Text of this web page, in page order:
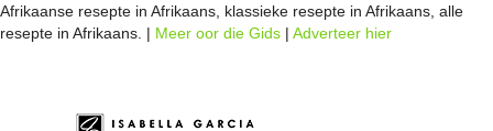
Afrikaanse resepte in Afrikaans, klassieke resepte in Afrikaans, alle
resepte in Afrikaans. | Meer oor die Gids | Adverteer hier